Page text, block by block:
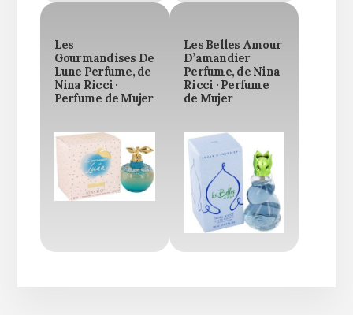
Les
Gourmandises De
Lune Perfume, de
Nina Ricci ·
Perfume de Mujer
Les Belles Amour
D’amandier
Perfume, de Nina
Ricci · Perfume
de Mujer